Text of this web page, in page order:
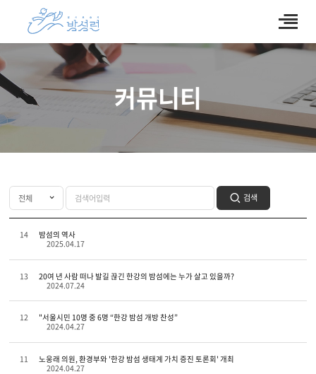
커뮤니티
검색
14
밤섬의 역사
2025.04.17
13
20여 년 사람 떠나 발길 끊긴 한강의 밤섬에는 누가 살고 있을까?
2024.07.24
12
"서울시민 10명 중 6명 “한강 밤섬 개방 찬성”
2024.04.27
11
노웅래 의원, 환경부와 '한강 밤섬 생태계 가치 증진 토론회' 개최
2024.04.27